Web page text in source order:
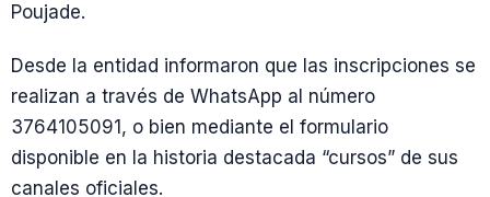
Poujade.
Desde la entidad informaron que las inscripciones se
realizan a través de WhatsApp al número
3764105091, o bien mediante el formulario
disponible en la historia destacada “cursos” de sus
canales oficiales.